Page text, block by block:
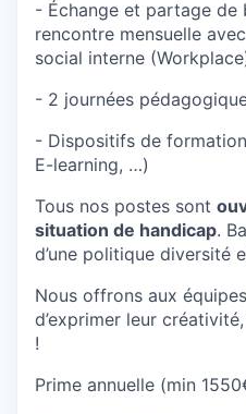
- Échange et partage de
rencontre mensuelle
social interne
- 2 journées
- Dispositifs de
E-learning, …)
Tous nos postes sont
situation de handicap.
d’une politique diversité
Nous offrons aux
d’exprimer leur
!
Prime annuelle (min